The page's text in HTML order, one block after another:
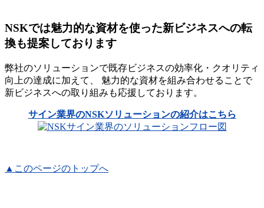
NSKでは魅力的な資材を使った新ビジネスへの転
換も提案しております
弊社のソリューションで既存ビジネスの効率化・クオリティ
向上の達成に加えて、 魅力的な資材を組み合わせることで
新ビジネスへの取り組みも応援しております。
サイン業界のNSKソリューションの紹介はこちら
▲このページのトップへ